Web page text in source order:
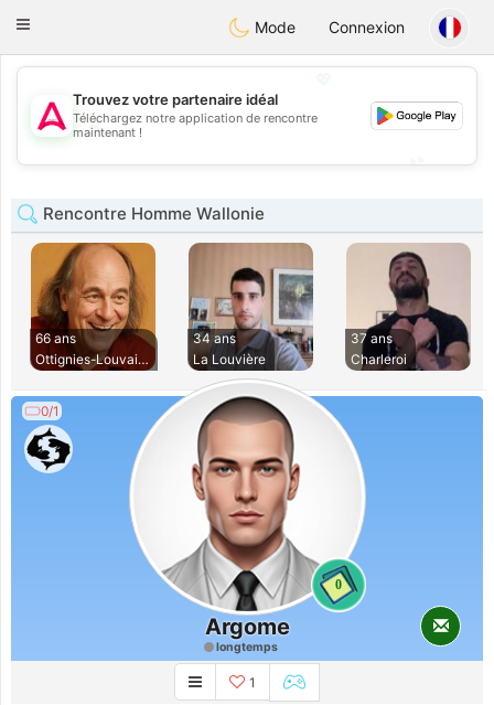
Tantôt
Toggle
Mode Connexion
💖
💕
Trouvez votre partenaire idéal
Téléchargez notre application de rencontre
maintenant !
Rencontre Homme Wallonie
66 ans
Ottignies-Louvain-
34 ans
La Louvière
37 ans
Charleroi
0/1
0
Argome
longtemps
1